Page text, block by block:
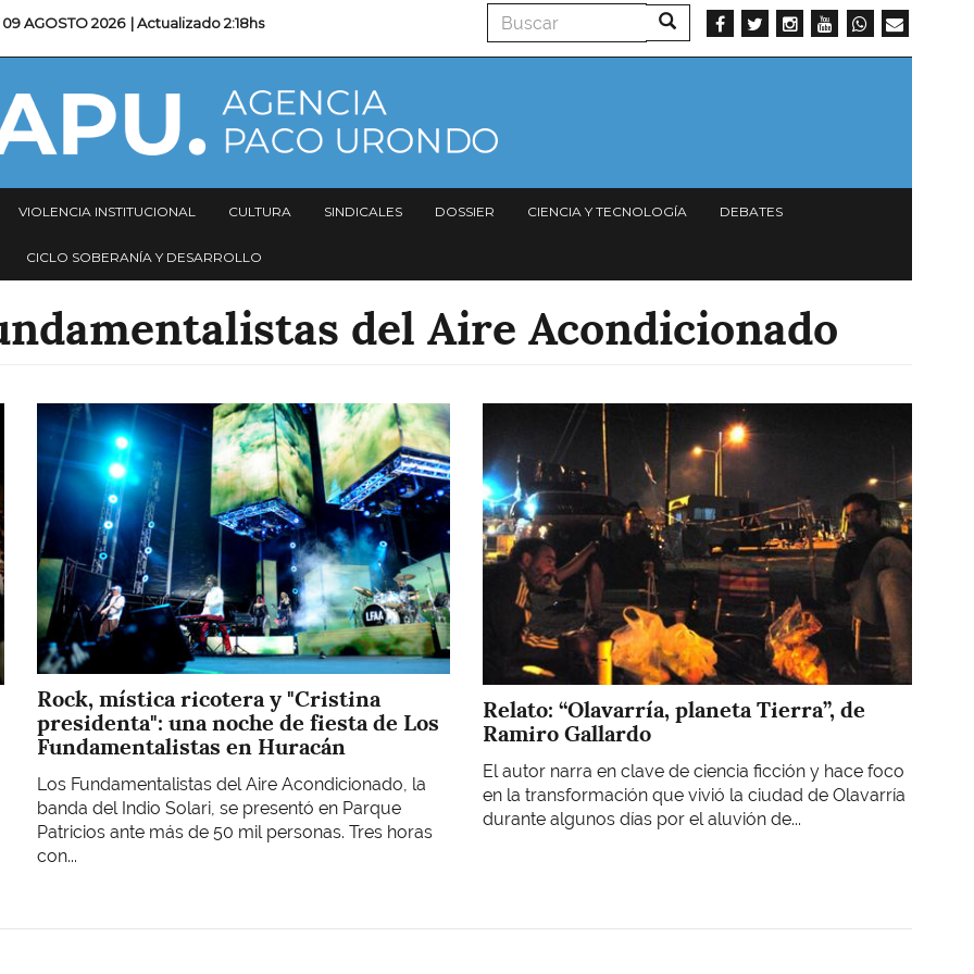
09 AGOSTO 2026 | Actualizado2:18hs Buscar Buscar
VIOLENCIA INSTITUCIONAL CULTURA SINDICALES DOSSIER CIENCIA Y TECNOLOGÍA DEBATES
CICLO SOBERANÍA Y DESARROLLO
del Aire Acondicionado
Imagen
Rock, mística ricotera y "Cristina
presidenta": una noche de fiesta de Los
Fundamentalistas en Huracán
Los Fundamentalistas del Aire Acondicionado, la
banda del Indio Solari, se presentó en Parque
Patricios ante más de 50 mil personas. Tres horas
con...
Relato: “Olavarría, planeta Tierra”, de
Ramiro Gallardo
El autor narra en clave de ciencia ficción y hace foco
en la transformación que vivió la ciudad de Olavarría
durante algunos días por el aluvión de...